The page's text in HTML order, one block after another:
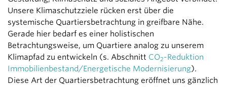
Unsere Klimaschutzziele rücken erst über die
systemische Quartiersbetrachtung in greifbare Nähe.
Gerade hier bedarf es einer holistischen
Betrachtungsweise, um Quartiere analog zu unserem
Klimapfad zu entwickeln (s. Abschnitt CO2-Reduktion
Immobilienbestand/Energetische Modernisierung).
Diese Art der Quartiersbetrachtung eröffnet uns gänzlich